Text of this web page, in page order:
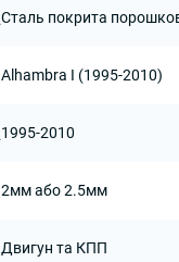
Сталь покрита
Alhambra I (1995-2010)
1995-2010
2мм або 2.5мм
Двигун та КПП